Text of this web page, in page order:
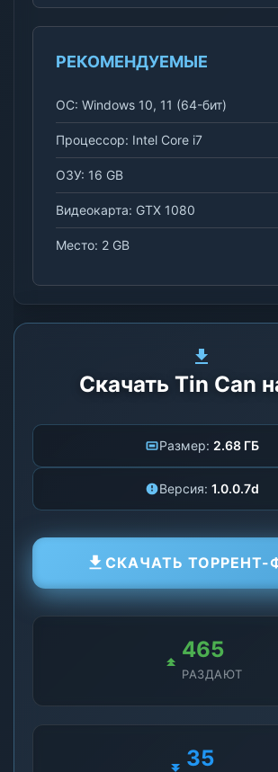
РЕКОМЕНДУЕМЫЕ
ОС: Windows 10, 11 (64-бит)
Процессор: Intel Core i7
ОЗУ: 16 GB
Видеокарта: GTX 1080
Место: 2 GB
Скачать Tin Can
Размер: 2.68 ГБ
Версия: 1.0.0.7d
СКАЧАТЬ ТОРРЕНТ-
465
РАЗДАЮТ
35